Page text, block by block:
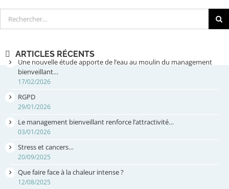
Rechercher
ARTICLES RÉCENTS
Une nouvelle étude apporte de l’eau au moulin du management
bienveillant…
17/02/2026
RGPD
29/01/2026
Le management bienveillant renforce l’attractivité…
03/01/2026
Stress et cancers…
20/09/2025
Que faire face à la chaleur intense ?
12/08/2025